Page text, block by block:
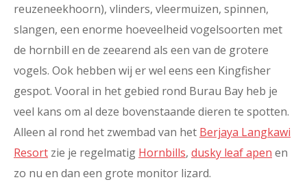
reuzeneekhoorn), vlinders, vleermuizen, spinnen,
slangen, een enorme hoeveelheid vogelsoorten met
de hornbill en de zeearend als een van de grotere
vogels. Ook hebben wij er wel eens een Kingfisher
gespot. Vooral in het gebied rond Burau Bay heb je
veel kans om al deze bovenstaande dieren te spotten.
Alleen al rond het zwembad van het Berjaya Langkawi
Resort zie je regelmatig Hornbills, dusky leaf apen en
zo nu en dan een grote monitor lizard.